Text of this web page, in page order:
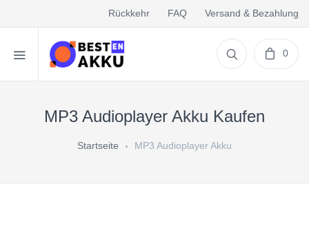
Rückkehr FAQ Versand & Bezahlung
0
MP3 Audioplayer Akku Kaufen
Startseite MP3 Audioplayer Akku